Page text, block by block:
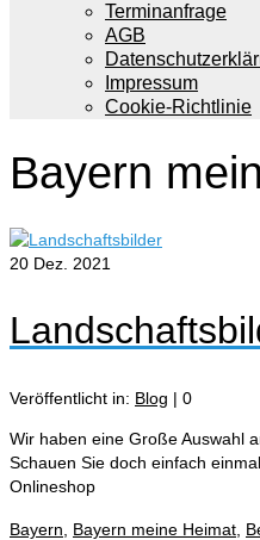
Terminanfrage
AGB
Impressum
Cookie-Richtlinie
Bayern
20 Dez. 2021
Veröffentlicht in: Blog | 0
Wir haben eine Große Auswahl
Schauen Sie doch einfach
Onlineshop
Bayern Bayern meine Heimat